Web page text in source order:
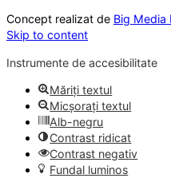
Concept realizat de Big Media
Skip to content
Instrumente de accesibilitate
Măriți textul
Micșorați textul
Alb-negru
Contrast ridicat
Contrast negativ
Fundal luminos